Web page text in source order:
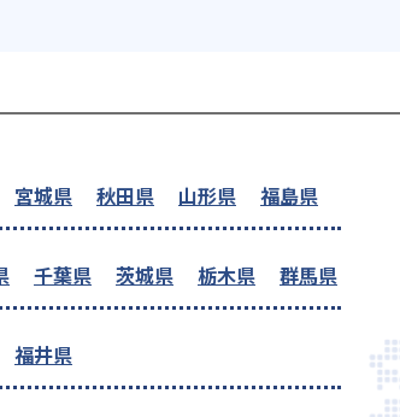
宮城県 秋田県 山形県 福島県
千葉県 茨城県 栃木県 群馬県
福井県